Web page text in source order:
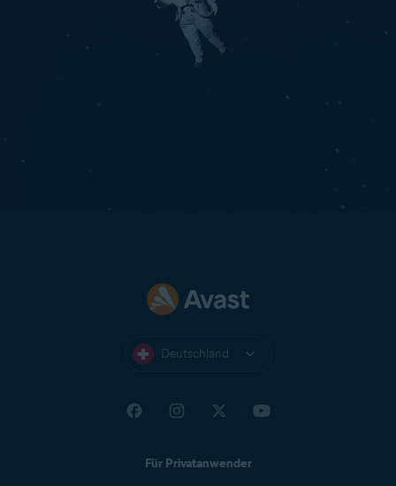
Deutschland
Für Privatanwender